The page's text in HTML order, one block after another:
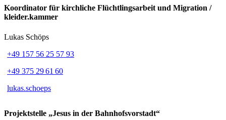
Koordinator für kirchliche Flüchtlingsarbeit und Migration /
kleider.kammer
Lukas Schöps
+49 157 56 25 57 93
+49 375 29 61 60
lukas.schoeps
Projektstelle „Jesus in der Bahnhofsvorstadt“